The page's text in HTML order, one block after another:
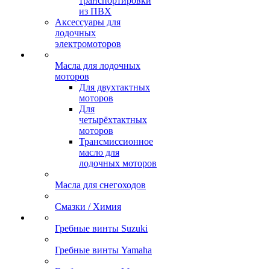
из ПВХ
Аксессуары для
лодочных
электромоторов
Масла для лодочных
моторов
Для двухтактных
моторов
Для
четырёхтактных
моторов
Трансмиссионное
масло для
лодочных моторов
Масла для снегоходов
Смазки / Химия
Гребные винты Suzuki
Гребные винты Yamaha